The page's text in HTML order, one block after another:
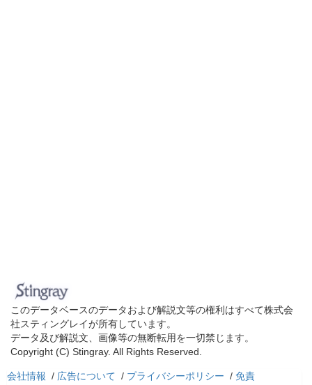
このデータベースのデータおよび解説文等の権利はすべて株式会
社スティングレイが所有しています。
データ及び解説文、画像等の無断転用を一切禁じます。
Copyright (C) Stingray. All Rights Reserved.
会社情報 / 広告について / プライバシーポリシー / 免責